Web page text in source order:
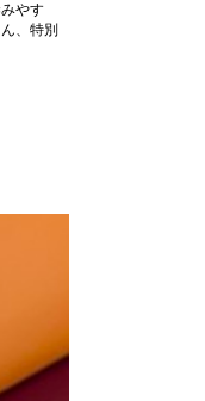
やす
、特別